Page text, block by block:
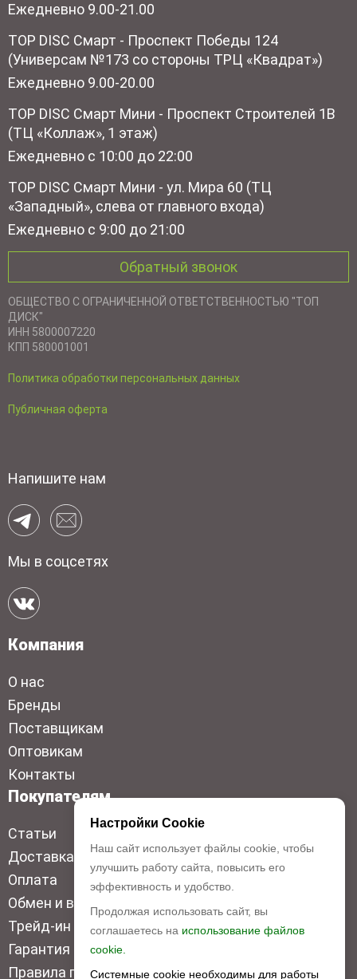
Ежедневно 9.00-21.00
TOP DISC Смарт - Проспект Победы 124
(Универсам №173 со стороны ТРЦ «Квадрат»)
Ежедневно 9.00-20.00
TOP DISC Смарт Мини - Проспект Строителей 1В
(ТЦ «Коллаж», 1 этаж)
Ежедневно с 10:00 до 22:00
TOP DISC Смарт Мини - ул. Мира 60 (ТЦ
«Западный», слева от главного входа)
Ежедневно с 9:00 до 21:00
Обратный звонок
ОБЩЕСТВО С ОГРАНИЧЕННОЙ ОТВЕТСТВЕННОСТЬЮ "ТОП
ДИСК"
ИНН 5800007220
КПП 580001001
Политика обработки персональных данных
Публичная оферта
Напишите нам
Мы в соцсетях
Компания
О нас
Бренды
Поставщикам
Оптовикам
Контакты
Покупателям
Статьи
Доставка
Оплата
Обмен и возврат
Трейд-ин
Гарантия низкой цены
Правила продажи
Настройки Cookie
Наш сайт использует файлы cookie, чтобы
улучшить работу сайта, повысить его
эффективность и удобство.
Продолжая использовать сайт, вы
соглашаетесь на использование файлов
cookie.
Системные cookie необходимы для работы